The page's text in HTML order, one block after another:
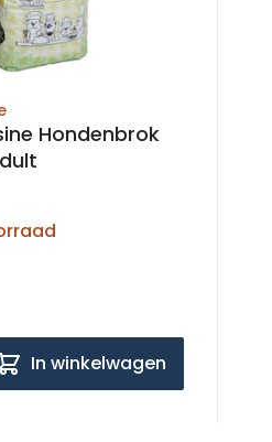
Hondenbrok
In winkelwagen